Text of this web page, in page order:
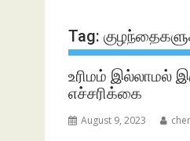
Tag:
உரிமம் இல்லாமல்
எச்சரிக்கை
August 9, 2023